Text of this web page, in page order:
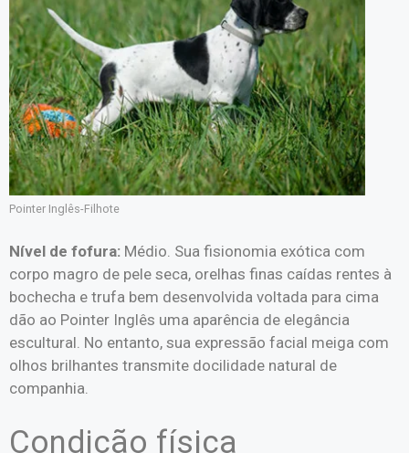
Pointer Inglês-Filhote
Nível de fofura: Médio. Sua fisionomia exótica com
corpo magro de pele seca, orelhas finas caídas rentes à
bochecha e trufa bem desenvolvida voltada para cima
dão ao Pointer Inglês uma aparência de elegância
escultural. No entanto, sua expressão facial meiga com
olhos brilhantes transmite docilidade natural de
companhia.
Condição física